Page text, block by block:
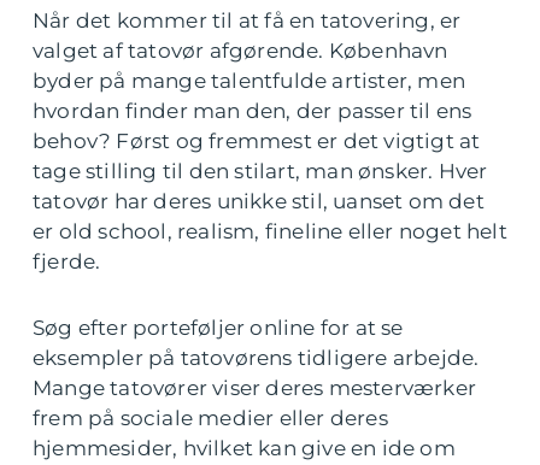
Når det kommer til at få en tatovering, er
valget af tatovør afgørende. København
byder på mange talentfulde artister, men
hvordan finder man den, der passer til ens
behov? Først og fremmest er det vigtigt at
tage stilling til den stilart, man ønsker. Hver
tatovør har deres unikke stil, uanset om det
er old school, realism, fineline eller noget helt
fjerde.
Søg efter porteføljer online for at se
eksempler på tatovørens tidligere arbejde.
Mange tatovører viser deres mesterværker
frem på sociale medier eller deres
hjemmesider, hvilket kan give en ide om